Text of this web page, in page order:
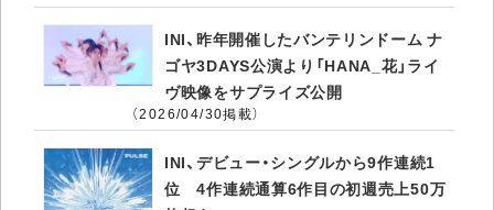
INI、昨年開催したバンテリンドーム ナ
ゴヤ3DAYS公演より「HANA_花」ライ
ヴ映像をサプライズ公開
（2026/04/30掲載）
INI、デビュー・シングルから9作連続1
位 4作連続通算6作目の初週売上50万